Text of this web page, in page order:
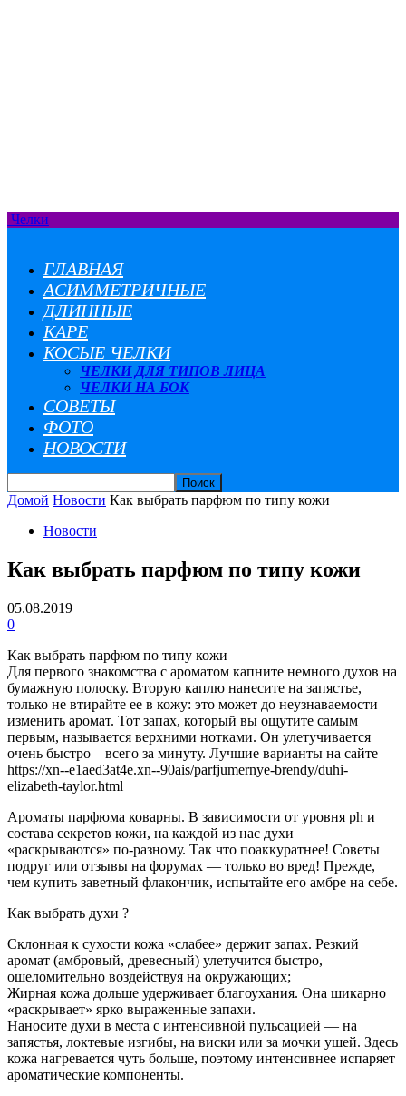
Челки
ГЛАВНАЯ
АСИММЕТРИЧНЫЕ
ДЛИННЫЕ
КАРЕ
КОСЫЕ ЧЕЛКИ
ЧЕЛКИ ДЛЯ ТИПОВ ЛИЦА
ЧЕЛКИ НА БОК
СОВЕТЫ
ФОТО
НОВОСТИ
Домой Новости Как выбрать парфюм по типу кожи
Новости
Как выбрать парфюм по типу кожи
05.08.2019
0
Как выбрать парфюм по типу кожи
Для первого знакомства с ароматом капните немного духов на
бумажную полоску. Вторую каплю нанесите на запястье,
только не втирайте ее в кожу: это может до неузнаваемости
изменить аромат. Тот запах, который вы ощутите самым
первым, называется верхними нотками. Он улетучивается
очень быстро – всего за минуту. Лучшие варианты на сайте
https://xn--e1aed3at4e.xn--90ais/parfjumernye-brendy/duhi-
elizabeth-taylor.html
Ароматы парфюма коварны. В зависимости от уровня ph и
состава секретов кожи, на каждой из нас духи
«раскрываются» по-разному. Так что поаккуратнее! Советы
подруг или отзывы на форумах — только во вред! Прежде,
чем купить заветный флакончик, испытайте его амбре на себе.
Как выбрать духи ?
Склонная к сухости кожа «слабее» держит запах. Резкий
аромат (амбровый, древесный) улетучится быстро,
ошеломительно воздействуя на окружающих;
Жирная кожа дольше удерживает благоухания. Она шикарно
«раскрывает» ярко выраженные запахи.
Наносите духи в места с интенсивной пульсацией — на
запястья, локтевые изгибы, на виски или за мочки ушей. Здесь
кожа нагревается чуть больше, поэтому интенсивнее испаряет
ароматические компоненты.